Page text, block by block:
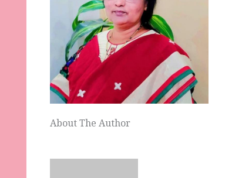
About The Author